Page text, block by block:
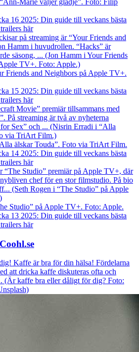
16 2025: Din guide till veckans bästa
här
på streaming är “Your Friends and
Hamm i huvudrollen. “Hacks” är
säsong, ... (Jon Hamm i Your Friends
TV+. Foto: Apple.)
15 2025: Din guide till veckans bästa
här
Movie” premiär tillsammans med
På streaming är två av nyheterna
Sex” och ... (Nisrin Erradi i “Alla
via TriArt Film.)
14 2025: Din guide till veckans bästa
här
“The Studio” premiär på Apple TV+, där
chef för en stor filmstudio. På bio
(Seth Rogen i “The Studio” på Apple
13 2025: Din guide till veckans bästa
här
Kaffe är bra för din hälsa! Fördelarna
att dricka kaffe diskuteras ofta och
(Är kaffe bra eller dåligt för dig? Foto: